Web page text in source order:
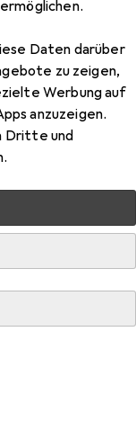
Daten darüber
zu zeigen,
Werbung auf
anzuzeigen.
Dritte und